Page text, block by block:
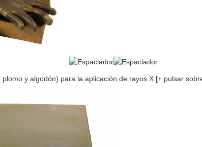
y algodón) para la aplicación de rayos X [+ pulsar